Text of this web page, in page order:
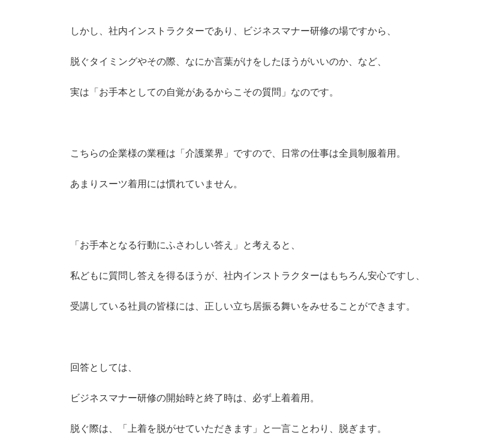
しかし、社内インストラクターであり、ビジネスマナー研修の場ですから、
脱ぐタイミングやその際、なにか言葉がけをしたほうがいいのか、など、
実は「お手本としての自覚があるからこその質問」なのです。
こちらの企業様の業種は「介護業界」ですので、日常の仕事は全員制服着用。
あまりスーツ着用には慣れていません。
「お手本となる行動にふさわしい答え」と考えると、
私どもに質問し答えを得るほうが、社内インストラクターはもちろん安心ですし、
受講している社員の皆様には、正しい立ち居振る舞いをみせることができます。
回答としては、
ビジネスマナー研修の開始時と終了時は、必ず上着着用。
脱ぐ際は、「上着を脱がせていただきます」と一言ことわり、脱ぎます。